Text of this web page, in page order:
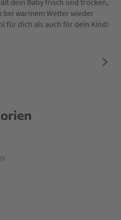
dein Baby frisch und trocken,
bei warmem Wetter wieder
für dich als auch für dein Kind!